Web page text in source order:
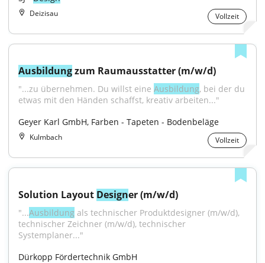
Deizisau Vollzeit
Ausbildung zum Raumausstatter (m/w/d)
"...zu übernehmen. Du willst eine Ausbildung, bei der du
etwas mit den Händen schaffst, kreativ arbeiten..."
Geyer Karl GmbH, Farben - Tapeten - Bodenbeläge
Kulmbach Vollzeit
Solution Layout Designer (m/w/d)
"...Ausbildung als technischer Produktdesigner (m/w/d),
technischer Zeichner (m/w/d), technischer
Systemplaner..."
Dürkopp Fördertechnik GmbH